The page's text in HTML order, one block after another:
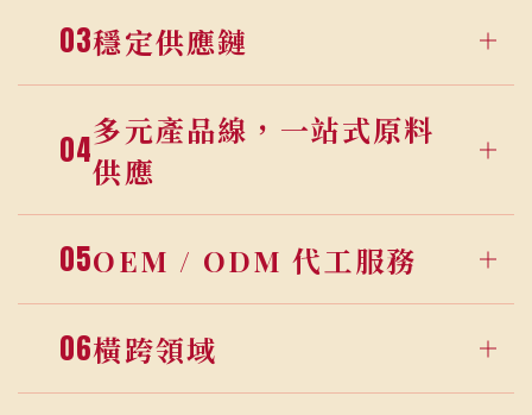
03穩定供應鏈
04多元產品線，一站式原料
供應
05OEM / ODM 代工服務
06橫跨領域